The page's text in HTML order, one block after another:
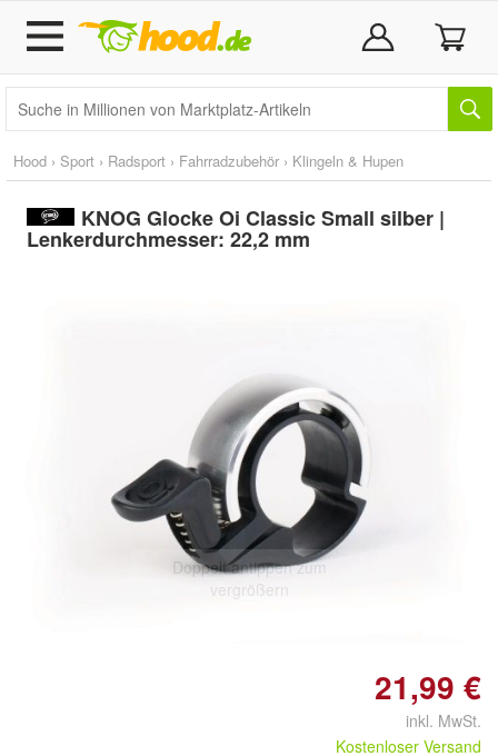
Hood › Sport › Radsport › Fahrradzubehör › Klingeln & Hupen
KNOG Glocke Oi Classic Small silber |
Lenkerdurchmesser: 22,2 mm
Doppelt antippen zum
vergrößern
21,99 €
inkl. MwSt.
Kostenloser Versand